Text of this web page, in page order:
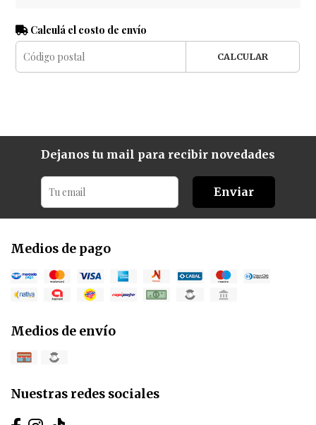
Calculá el costo de envío
CALCULAR
Dejanos tu mail para recibir novedades
Enviar
Medios de pago
Medios de envío
Nuestras redes sociales